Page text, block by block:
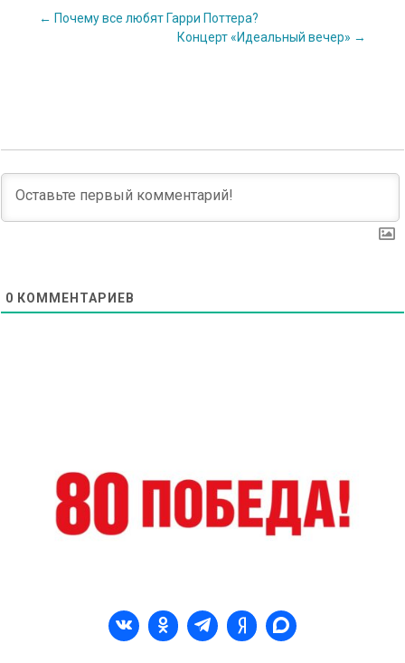
Post
← Почему все любят Гарри Поттера?
Концерт «Идеальный вечер» →
0 КОММЕНТАРИЕВ